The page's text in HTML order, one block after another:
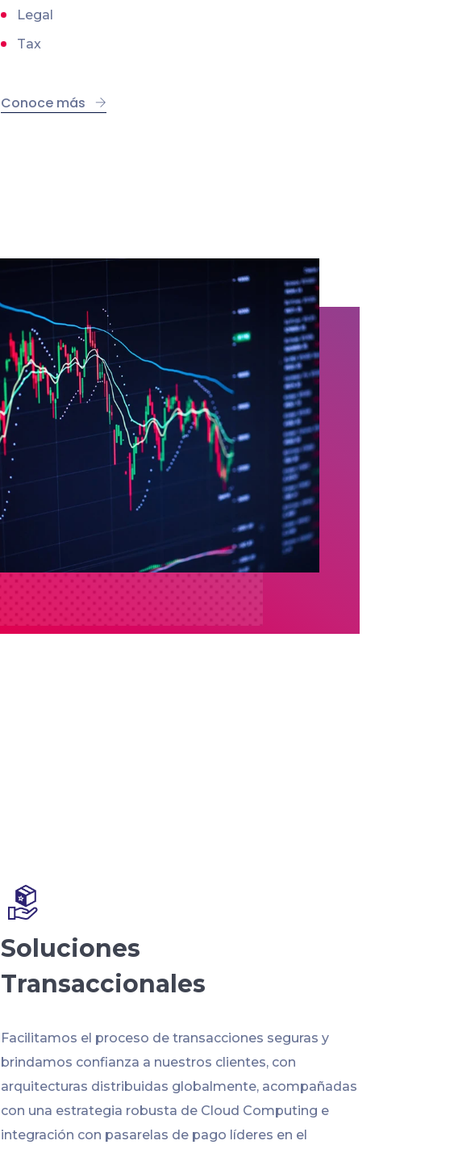
Legal
Tax
Conoce más
Soluciones
Transaccionales
Facilitamos el proceso de transacciones seguras y
brindamos confianza a nuestros clientes, con
arquitecturas distribuidas globalmente, acompañadas
con una estrategia robusta de Cloud Computing e
integración con pasarelas de pago líderes en el